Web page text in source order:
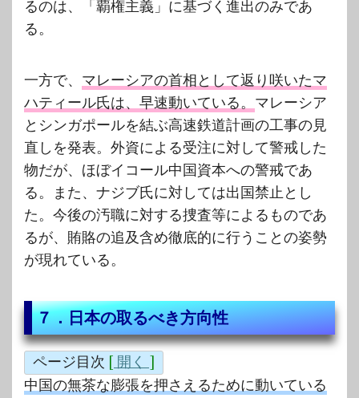
るのは、「覇権主義」に基づく進出のみであ
る。
一方で、 マレーシアの首相として返り咲いたマ
ハティール氏は、早速動いている。 マレーシア
とシンガポールを結ぶ高速鉄道計画の工事の見
直しを発表。外資による受注に対して警戒した
物だが、ほぼイコール中国資本への警戒であ
る。また、ナジブ氏に対しては出国禁止とし
た。今後の汚職に対する捜査等によるものであ
るが、賄賂の追及含め徹底的に行うことの姿勢
が現れている。
７．日本の取るべき方向性
ページ目次 [ 開く ]
中国の無茶な膨張を押さえるために動いている